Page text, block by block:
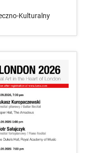
Kulturalny